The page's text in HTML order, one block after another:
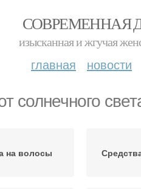
СОВРЕМЕННАЯ
изысканная и жгучая
главная новости
солнечного
на волосы